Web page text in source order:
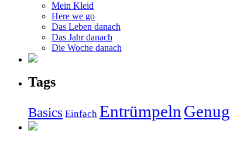
Mein Kleid
Here we go
Das Leben danach
Das Jahr danach
Die Woche danach
Tags
Basics Einfach Entrümpeln Genug